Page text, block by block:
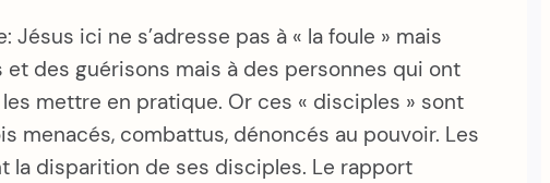
ici ne s’adresse pas à « la foule » mais
des guérisons mais à des personnes qui ont
mettre en pratique. Or ces « disciples » sont
combattus, dénoncés au pouvoir. Les
la disparition de ses disciples. Le rapport